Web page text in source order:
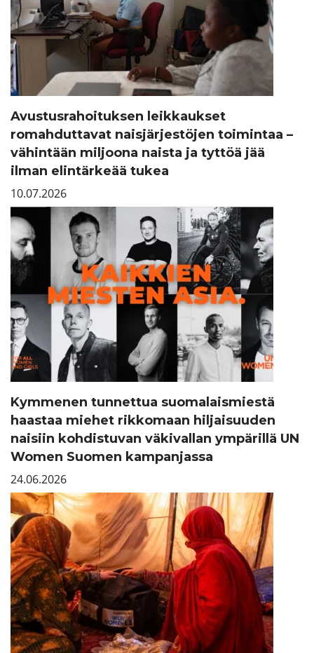
Avustusrahoituksen leikkaukset
romahduttavat naisjärjestöjen toimintaa –
vähintään miljoona naista ja tyttöä jää
ilman elintärkeää tukea
10.07.2026
Kymmenen tunnettua suomalaismiestä
haastaa miehet rikkomaan hiljaisuuden
naisiin kohdistuvan väkivallan ympärillä UN
Women Suomen kampanjassa
24.06.2026